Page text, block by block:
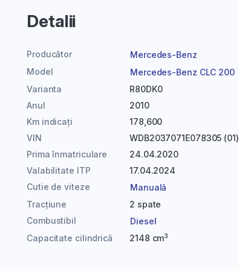
Detalii
Producător
Mercedes-Benz
Model
Mercedes-Benz CLC 200
Varianta
R80DK0
Anul
2010
Km indicați
178,600
VIN
WDB2037071E078305 (01)
Prima înmatriculare
24.04.2020
Valabilitate ITP
17.04.2024
Cutie de viteze
Manuală
Tracțiune
2 spate
Combustibil
Diesel
Capacitate cilindrică
2148 cm3